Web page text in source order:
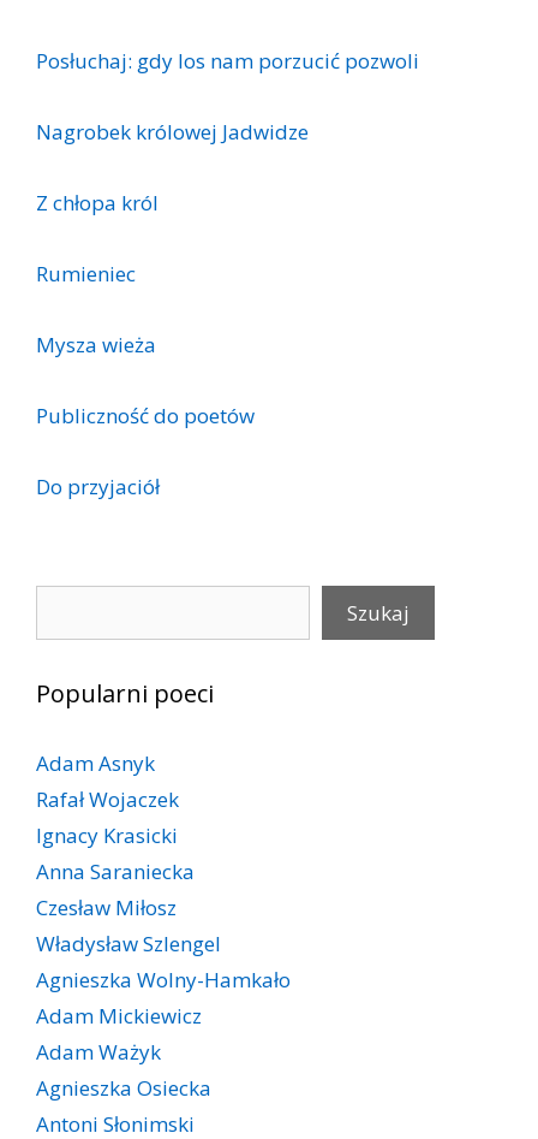
Posłuchaj: gdy los nam porzucić pozwoli
Nagrobek królowej Jadwidze
Z chłopa król
Rumieniec
Mysza wieża
Publiczność do poetów
Do przyjaciół
Szukaj
Popularni poeci
Adam Asnyk
Rafał Wojaczek
Ignacy Krasicki
Anna Saraniecka
Czesław Miłosz
Władysław Szlengel
Agnieszka Wolny-Hamkało
Adam Mickiewicz
Adam Ważyk
Agnieszka Osiecka
Antoni Słonimski